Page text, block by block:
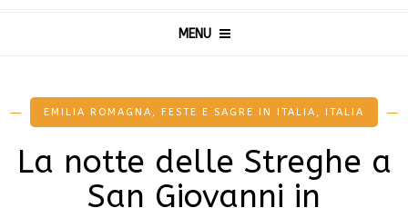
MENU
EMILIA ROMAGNA , FESTE E SAGRE IN ITALIA , ITALIA
La notte delle Streghe a
San Giovanni in